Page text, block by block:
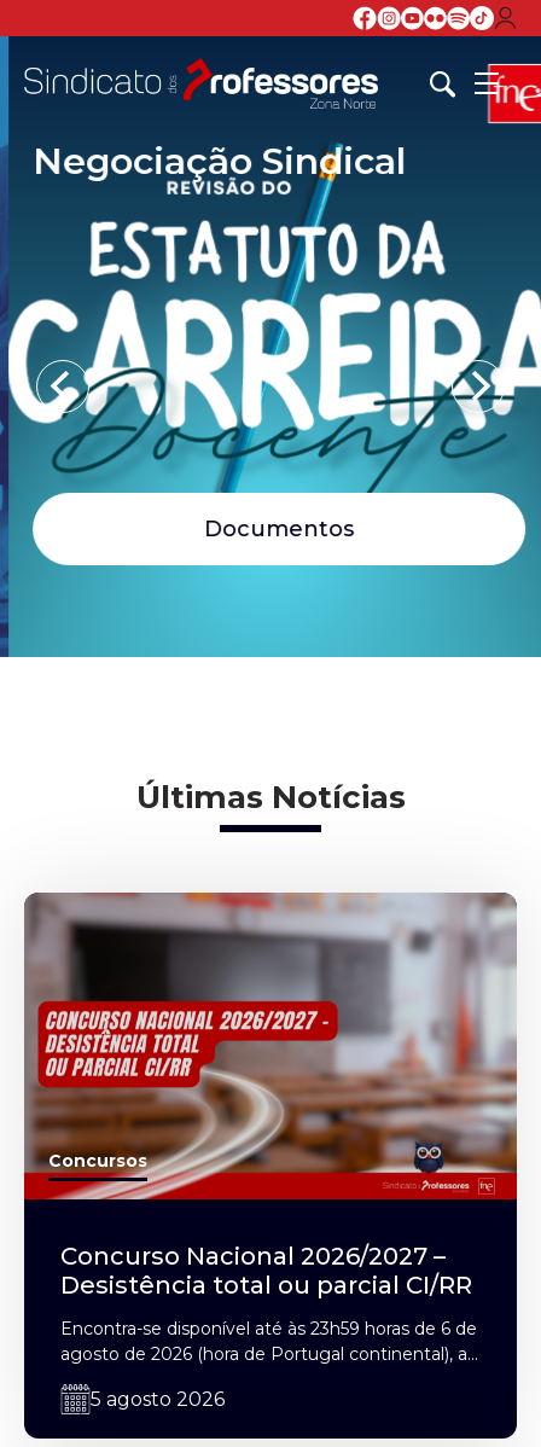
Negociação Sindical
Documentos
Últimas Notícias
Concursos
Concurso Nacional 2026/2027 –
Desistência total ou parcial CI/RR
Encontra-se disponível até às 23h59 horas de 6 de
agosto de 2026 (hora de Portugal continental), a...
5 agosto 2026